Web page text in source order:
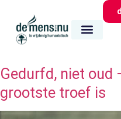
Gedurfd, niet oud
grootste troef is